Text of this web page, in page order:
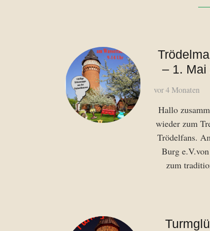
– 1. Mai
vor 4 Monaten
Hallo
wieder zum
Trödelfans.
Burg
zum